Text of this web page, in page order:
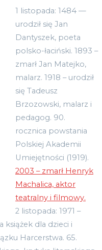
1 listopada: 1484 —
urodził się Jan
Dantyszek, poeta
polsko-łaciński. 1893 –
zmarł Jan Matejko,
malarz. 1918 – urodził
się Tadeusz
Brzozowski, malarz i
pedagog. 90.
rocznica powstania
Polskiej Akademii
Umiejętności (1919).
2003 – zmarł Henryk
Machalica, aktor
teatralny i filmowy.
2 listopada: 1971 –
książek dla dzieci i
Harcerstwa. 65.